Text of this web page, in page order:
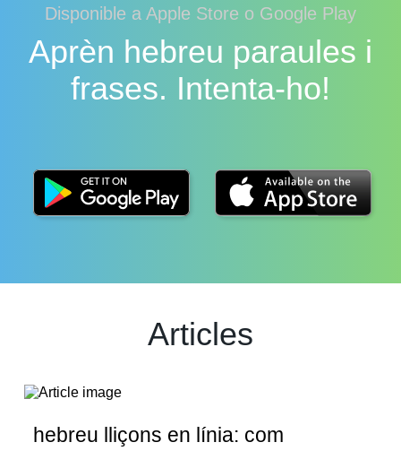
Disponible a Apple Store o Google Play
Aprèn hebreu paraules i
frases. Intenta-ho!
Articles
hebreu lliçons en línia: com